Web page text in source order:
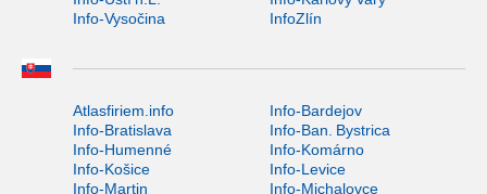
Info-Vysočina
InfoZlín
Atlasfiriem.info
Info-Bardejov
Info-Bratislava
Info-Ban. Bystrica
Info-Humenné
Info-Komárno
Info-Košice
Info-Levice
Info-Martin
Info-Michalovce